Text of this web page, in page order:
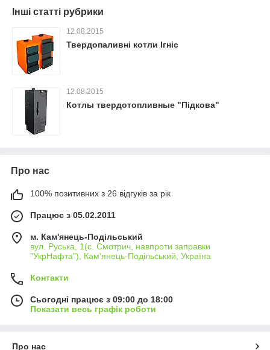
Інші статті рубрики
12.08.2015
Твердопаливні котли Ігніс
12.08.2015
Котлы твердотопливные "Підкова"
Про нас
100% позитивних з 26 відгуків за рік
Працює з 05.02.2011
м. Кам'янець-Подільський
вул. Руська, 1(с. Смотрич, навпроти заправки
"УкрНафта"), Кам'янець-Подільський, Україна
Контакти
Сьогодні працює з 09:00 до 18:00
Показати весь графік роботи
Про нас